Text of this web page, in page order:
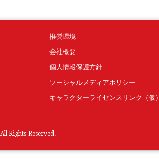
推奨環境
会社概要
個人情報保護方針
ソーシャルメディアポリシー
キャラクターライセンスリンク（仮）
Rights Reserved.